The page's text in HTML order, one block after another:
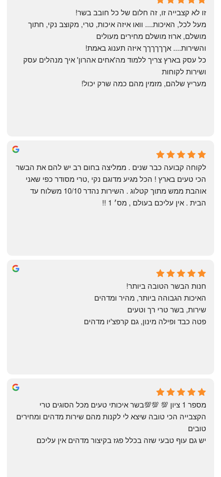
6 months ago
Shahaf Bendarker
6 months ago
זו לא קצבייה זו, זה חלום של כל חובב בשר!
מושלם, ארוז מושלם מחירים מעולים
והשירות.... אךךךךךך איזה תענוג באמת!
ושירות לקוחות
מעריץ שלהם, מזמין מהם כמה שרק יכול!
Annael Annael
8 months ago
הבית . אין עליכם בעולם , מס׳ 1 !!
The Artechology
a year ago
חנות הבשר הטובה ביותר!
האיכות הגבוהה ביותר, מהיר ומדהים
שירות, בשר טרי רך וטעים
פטה כבד ופילה מינון, גם קרפצ'יו מדהים
טובים
יש גם עוף טבעי שזה בכלל פגז בקיצור מדהים אין עליכם